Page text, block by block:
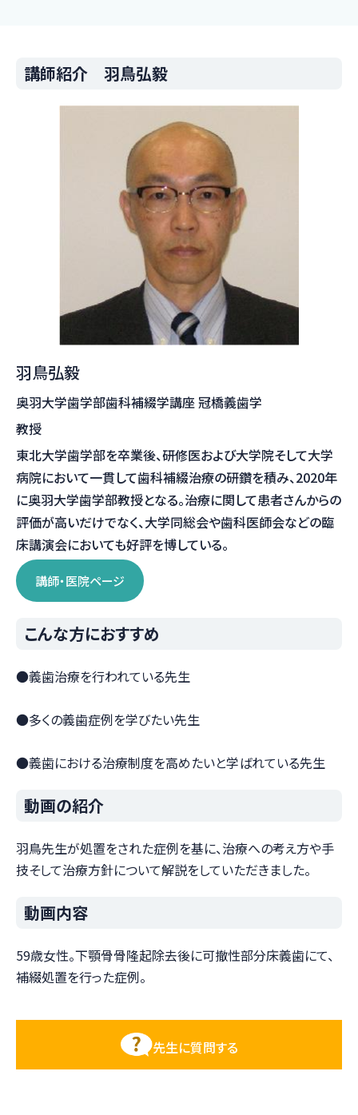
講師紹介 羽鳥弘毅
羽鳥弘毅
奥羽大学歯学部歯科補綴学講座 冠橋義歯学
教授
東北大学歯学部を卒業後、研修医および大学院そして大学
病院において一貫して歯科補綴治療の研鑽を積み、2020年
に奥羽大学歯学部教授となる。治療に関して患者さんからの
評価が高いだけでなく、大学同総会や歯科医師会などの臨
床講演会においても好評を博している。
講師・医院ページ
こんな方におすすめ
●義歯治療を行われている先生
●多くの義歯症例を学びたい先生
●義歯における治療制度を高めたいと学ばれている先生
動画の紹介
羽鳥先生が処置をされた症例を基に、治療への考え方や手
技そして治療方針について解説をしていただきました。
動画内容
59歳女性。下顎骨骨隆起除去後に可撤性部分床義歯にて、
補綴処置を行った症例。
先生に質問する